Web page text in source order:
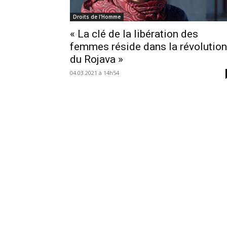
Droits de l'Homme
« La clé de la libération des
femmes réside dans la révolution
du Rojava »
04.03.2021 à 14h54